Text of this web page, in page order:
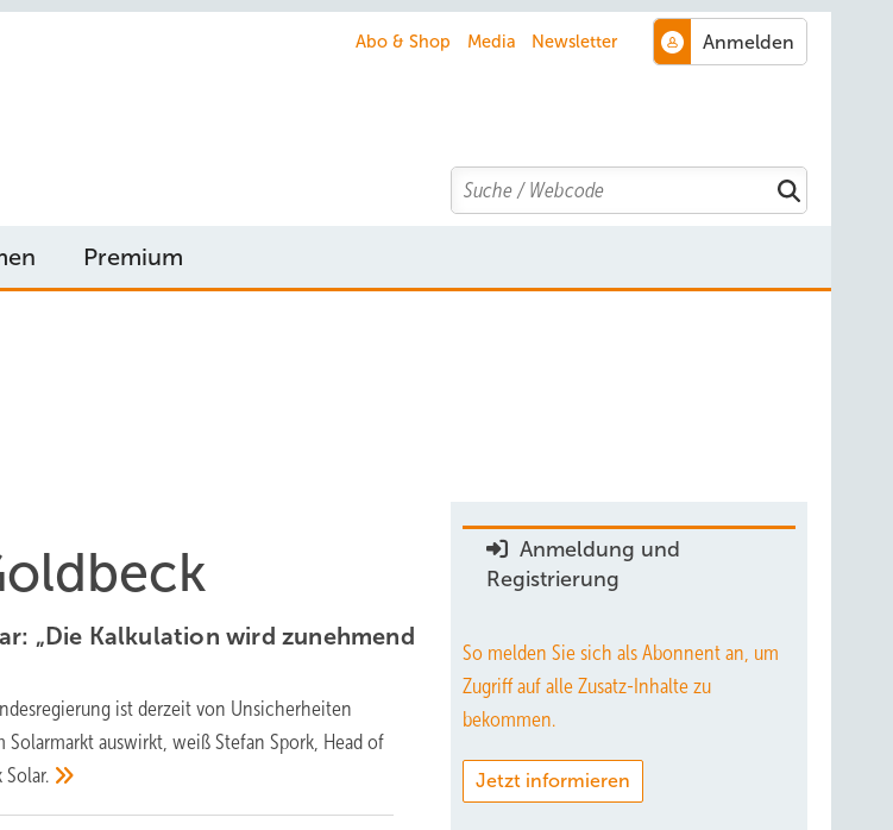
Abo & Shop Media Newsletter
Search
Premium
„Die Kalkulation wird zunehmend
ist derzeit von Unsicherheiten
Solarmarkt auswirkt, weiß Stefan Spork, Head of
Solar.
Anmeldung und
Registrierung
So melden Sie sich als Abonnent an, um
Zugriff auf alle Zusatz-Inhalte zu
bekommen.
Jetzt informieren